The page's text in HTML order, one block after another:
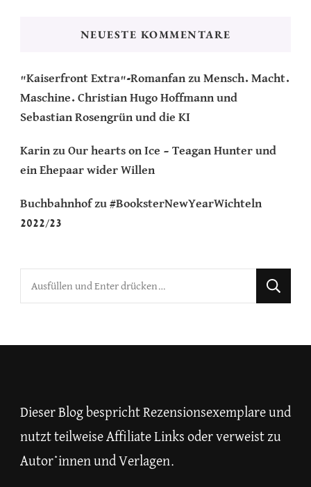
NEUESTE KOMMENTARE
"Kaiserfront Extra"-Romanfan zu Mensch. Macht.
Maschine. Christian Hugo Hoffmann und
Sebastian Rosengrün und die KI
Karin zu Our hearts on Ice – Teagan Hunter und
ein Ehepaar wider Willen
Buchbahnhofzu #BooksterNewYearWichteln
2022/23
Suchst
du
Dieser Blog bespricht Rezensionsexemplare und
nutzt teilweise Affiliate Links oder verweist zu
Autor*innen und Verlagen.